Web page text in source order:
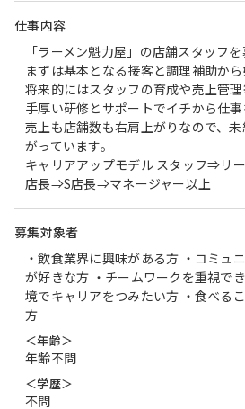
仕事内容
「ラーメン魁力屋」の店舗スタッフを
まずは基本となる接客と調理補助から
将来的にはスタッフの育成や売上管理
手厚い研修とサポートでイチから仕事
売上も店舗数も右肩上がりなので、
がっています。
キャリアアップモデル スタッフ⇒リ
店長⇒S店長⇒マネージャー以上
募集対象者
・飲食業界に興味がある方 ・コミュ
が好きな方 ・チームワークを重視で
境でキャリアをつみたい方 ・食べる
方
＜年齢＞
年齢不問
＜学歴＞
不問